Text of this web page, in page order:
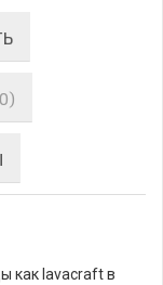
как lavacraft в